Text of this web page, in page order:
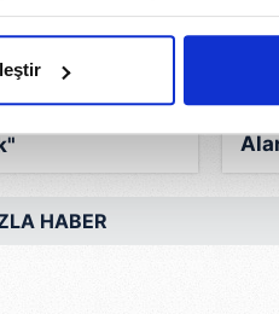
ve bu noktada, reklamların
kullanıcılara hedefli
ve üçüncü kişilere ait
kılınması ve
açık rızanız dahilinde
belirleyebilirsiniz. Çerezlere
isyanı:
HABER